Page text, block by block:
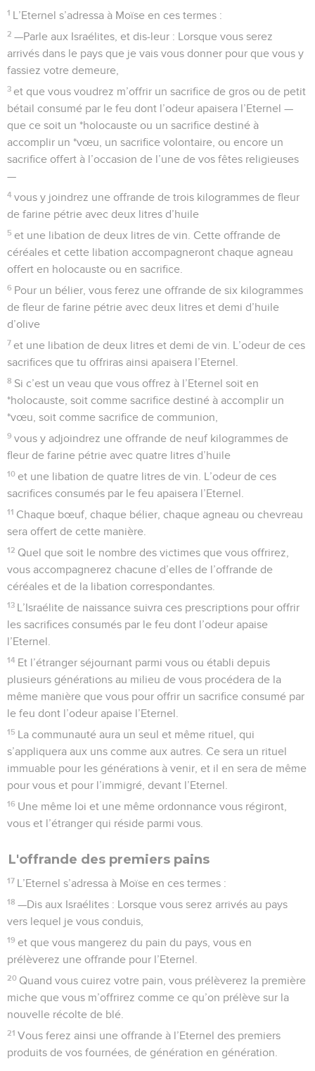
1 L’Eternel s’adressa à Moïse en ces termes :
2 —Parle aux Israélites, et dis-leur : Lorsque vous serez
arrivés dans le pays que je vais vous donner pour que vous y
fassiez votre demeure,
3 et que vous voudrez m’offrir un sacrifice de gros ou de petit
bétail consumé par le feu dont l’odeur apaisera l’Eternel —
que ce soit un *holocauste ou un sacrifice destiné à
accomplir un *vœu, un sacrifice volontaire, ou encore un
sacrifice offert à l’occasion de l’une de vos fêtes religieuses
—
4 vous y joindrez une offrande de trois kilogrammes de fleur
de farine pétrie avec deux litres d’huile
5 et une libation de deux litres de vin. Cette offrande de
céréales et cette libation accompagneront chaque agneau
offert en holocauste ou en sacrifice.
6 Pour un bélier, vous ferez une offrande de six kilogrammes
de fleur de farine pétrie avec deux litres et demi d’huile
d’olive
7 et une libation de deux litres et demi de vin. L’odeur de ces
sacrifices que tu offriras ainsi apaisera l’Eternel.
8 Si c’est un veau que vous offrez à l’Eternel soit en
*holocauste, soit comme sacrifice destiné à accomplir un
*vœu, soit comme sacrifice de communion,
9 vous y adjoindrez une offrande de neuf kilogrammes de
fleur de farine pétrie avec quatre litres d’huile
10 et une libation de quatre litres de vin. L’odeur de ces
sacrifices consumés par le feu apaisera l’Eternel.
11 Chaque bœuf, chaque bélier, chaque agneau ou chevreau
sera offert de cette manière.
12 Quel que soit le nombre des victimes que vous offrirez,
vous accompagnerez chacune d’elles de l’offrande de
céréales et de la libation correspondantes.
13 L’Israélite de naissance suivra ces prescriptions pour offrir
les sacrifices consumés par le feu dont l’odeur apaise
l’Eternel.
14 Et l’étranger séjournant parmi vous ou établi depuis
plusieurs générations au milieu de vous procédera de la
même manière que vous pour offrir un sacrifice consumé par
le feu dont l’odeur apaise l’Eternel.
15 La communauté aura un seul et même rituel, qui
s’appliquera aux uns comme aux autres. Ce sera un rituel
immuable pour les générations à venir, et il en sera de même
pour vous et pour l’immigré, devant l’Eternel.
16 Une même loi et une même ordonnance vous régiront,
vous et l’étranger qui réside parmi vous.
L'offrande des premiers pains
17 L’Eternel s’adressa à Moïse en ces termes :
18 —Dis aux Israélites : Lorsque vous serez arrivés au pays
vers lequel je vous conduis,
19 et que vous mangerez du pain du pays, vous en
prélèverez une offrande pour l’Eternel.
20 Quand vous cuirez votre pain, vous prélèverez la première
miche que vous m’offrirez comme ce qu’on prélève sur la
nouvelle récolte de blé.
21 Vous ferez ainsi une offrande à l’Eternel des premiers
produits de vos fournées, de génération en génération.